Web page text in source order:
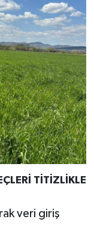
TİTİZLİKLE
veri giriş